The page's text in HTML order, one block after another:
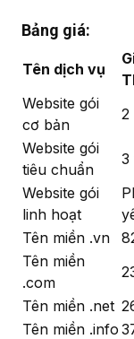
Bảng giá:
Tên dịch vụ
Website gói
cơ bản
2
Website gói
tiêu chuẩn
3
Website gói
linh hoạt
Tên miền .vn
Tên miền
.com
Tên miền .net
Tên miền .info